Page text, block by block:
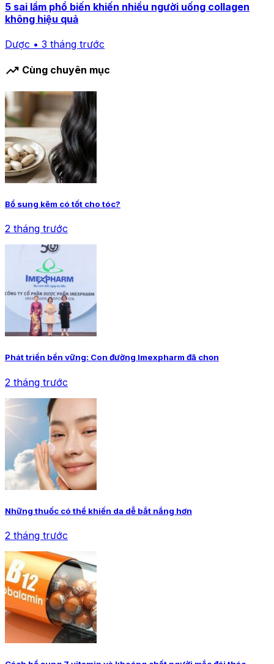
5 sai lầm phổ biến khiến nhiều người uống collagen
không hiệu quả
Dược • 3 tháng trước
trending_up Cùng chuyên mục
Bổ sung kẽm có tốt cho tóc?
2 tháng trước
Phát triển bền vững: Con đường Imexpharm đã chọn
2 tháng trước
Những thuốc có thể khiến da dễ bắt nắng hơn
2 tháng trước